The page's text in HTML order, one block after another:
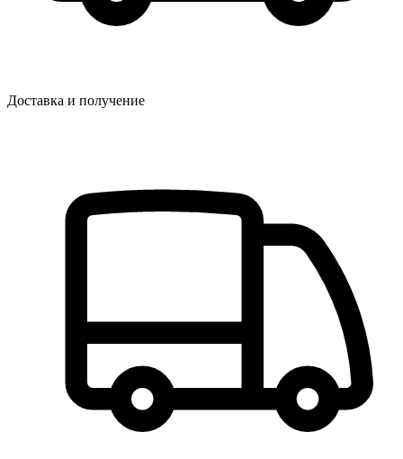
Доставка и получение